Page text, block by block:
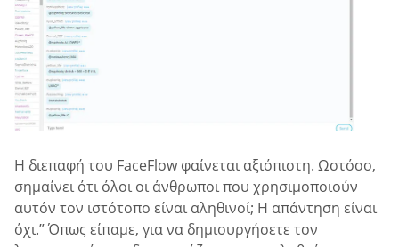
Η διεπαφή του FaceFlow φαίνεται αξιόπιστη. Ωστόσο,
σημαίνει ότι όλοι οι άνθρωποι που χρησιμοποιούν
αυτόν τον ιστότοπο είναι αληθινοί; Η απάντηση είναι
όχι.” Όπως είπαμε, για να δημιουργήσετε τον